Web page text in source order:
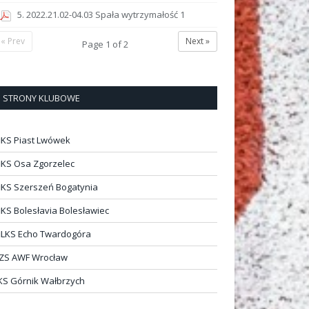
5. 2022.21.02-04.03 Spała wytrzymałość 1
Next »
Page 1 of2
« Prev
STRONY KLUBOWE
Piast Lwówek
Osa Zgorzelec
Szerszeń Bogatynia
Bolesłavia Bolesławiec
Echo Twardogóra
AWF Wrocław
Górnik Wałbrzych